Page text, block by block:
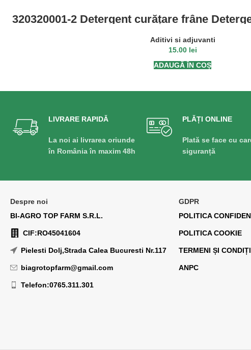
320320001-2 Detergent curățare frâne
discurilor de frână, a pieselor hidraulice,
Îndepărtează uleiurile și
Aditivi si adjuvanti
15.00 lei
ADAUGĂ ÎN COȘ
LIVRARE RAPIDĂ
La noi ai livrarea oriunde
în România în maxim 48h
PLĂȚI ONLINE
Plată se face cu
siguranță
Despre noi
BI-AGRO TOP FARM S.R.L.
CIF:RO45041604
Pielesti Dolj,Strada Calea Bucuresti Nr.117
biagrotopfarm@gmail.com
Telefon:0765.311.301
GDPR
POLITICA
POLITICA COOKIE
TERMENI ȘI
ANPC